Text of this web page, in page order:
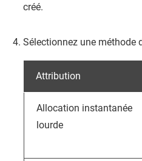
créé.
Sélectionnez une méthode
Attribution
Allocation instantanée
lourde